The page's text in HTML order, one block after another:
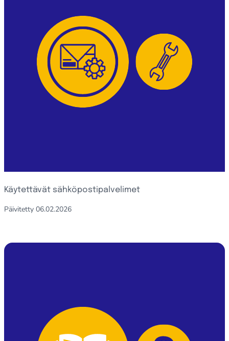
Käytettävät säh­kö­pos­ti­pal­ve­li­met
Päivitetty 06.02.2026